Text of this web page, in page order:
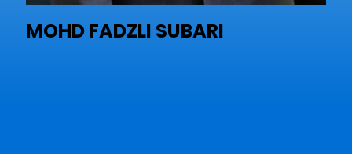
MOHD FADZLI SUBARI